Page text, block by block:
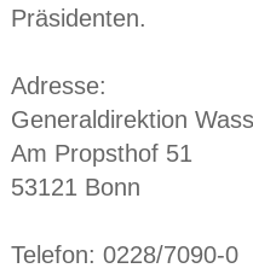
Präsidenten.
Adresse:
Generaldirektion
Am Propsthof 51
53121 Bonn
Telefon: 0228/7090-0